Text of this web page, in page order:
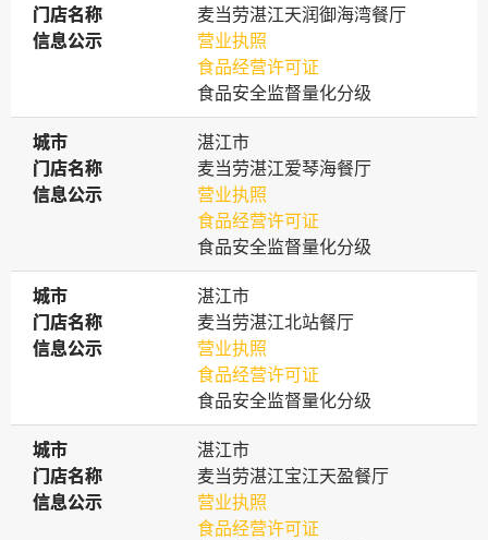
门店名称
门店名称
麦当劳湛江天润御海湾餐厅
信息公示
信息公示
营业执照
食品经营许可证
食品安全监督量化分级
城市
城市
湛江市
门店名称
门店名称
麦当劳湛江爱琴海餐厅
信息公示
信息公示
营业执照
食品经营许可证
食品安全监督量化分级
城市
城市
湛江市
门店名称
门店名称
麦当劳湛江北站餐厅
信息公示
信息公示
营业执照
食品经营许可证
食品安全监督量化分级
城市
城市
湛江市
门店名称
门店名称
麦当劳湛江宝江天盈餐厅
信息公示
信息公示
营业执照
食品经营许可证